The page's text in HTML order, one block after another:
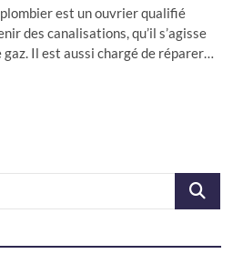
plombier est un ouvrier qualifié
des canalisations, qu’il s’agisse
gaz. Il est aussi chargé de réparer…